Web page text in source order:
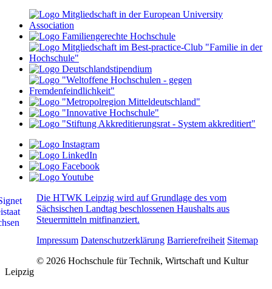
Die HTWK Leipzig wird auf Grundlage des vom
Sächsischen Landtag beschlossenen Haushalts aus
Steuermitteln mitfinanziert.
Impressum Datenschutzerklärung Barrierefreiheit Sitemap
© 2026 Hochschule für Technik, Wirtschaft und Kultur
Leipzig